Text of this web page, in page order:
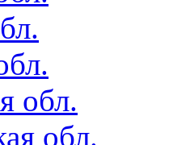
обл.
обл.